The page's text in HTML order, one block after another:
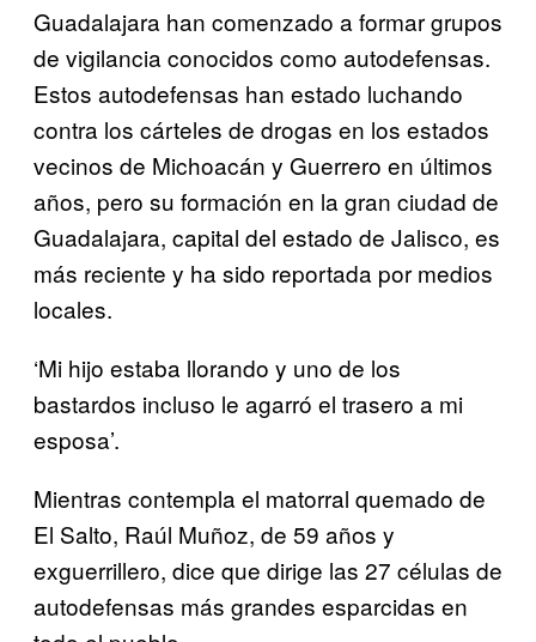
Guadalajara han comenzado a formar grupos
de vigilancia conocidos como autodefensas.
Estos autodefensas han estado luchando
contra los cárteles de drogas en los estados
vecinos de Michoacán y Guerrero en últimos
años, pero su formación en la gran ciudad de
Guadalajara, capital del estado de Jalisco, es
más reciente y ha sido reportada por medios
locales.
‘Mi hijo estaba llorando y uno de los
bastardos incluso le agarró el trasero a mi
esposa’.
Mientras contempla el matorral quemado de
El Salto, Raúl Muñoz, de 59 años y
exguerrillero, dice que dirige las 27 células de
autodefensas más grandes esparcidas en